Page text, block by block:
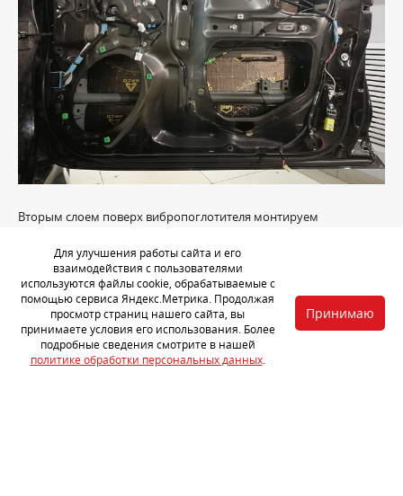
Вторым слоем поверх вибропоглотителя монтируем
Premium 10.
Для улучшения работы сайта и его
взаимодействия с пользователями
используются файлы cookie, обрабатываемые с
помощью сервиса Яндекс.Метрика. Продолжая
просмотр страниц нашего сайта, вы
принимаете условия его использования. Более
подробные сведения смотрите в нашей
политике обработки персональных данных.
Принимаю